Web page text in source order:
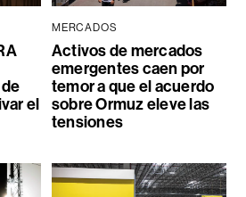
el
MERCADOS
Activos de mercados
emergentes caen por
temor a que el acuerdo
sobre Ormuz eleve las
tensiones